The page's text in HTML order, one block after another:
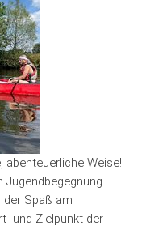
abenteuerliche Weise!
Jugendbegegnung
der Spaß am
und Zielpunkt der